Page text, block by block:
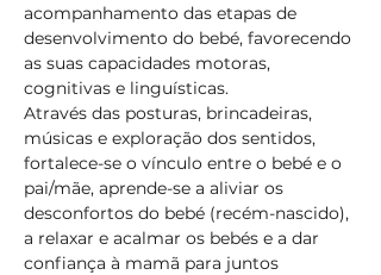
acompanhamento das etapas de
desenvolvimento do bebé, favorecendo
as suas capacidades motoras,
cognitivas e linguísticas.
Através das posturas, brincadeiras,
músicas e exploração dos sentidos,
fortalece-se o vínculo entre o bebé e o
pai/mãe, aprende-se a aliviar os
desconfortos do bebé (recém-nascido),
a relaxar e acalmar os bebés e a dar
confiança à mamã para juntos